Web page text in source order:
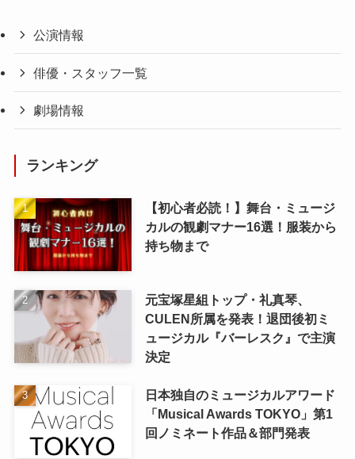
公演情報
俳優・スタッフ一覧
劇場情報
ランキング
【初心者必読！】舞台・ミュージ
カルの観劇マナー16選！服装から
持ち物まで
元宝塚星組トップ・礼真琴、
CULEN所属を発表！退団後初ミ
ュージカル『バーレスク』で主演
決定
日本独自のミュージカルアワード
「Musical Awards TOKYO」第1
回ノミネート作品＆部門発表